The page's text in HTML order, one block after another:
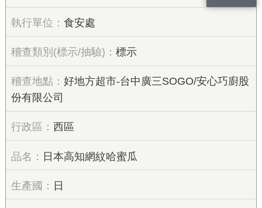
食安處
標示
好地方超市-台中廣三SOGO/安心巧廚股
份有限公司
西區
日本高知網紋哈蜜瓜
日